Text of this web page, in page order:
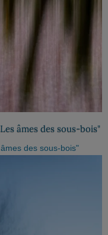
âmes des sous-bois"
des sous-bois"